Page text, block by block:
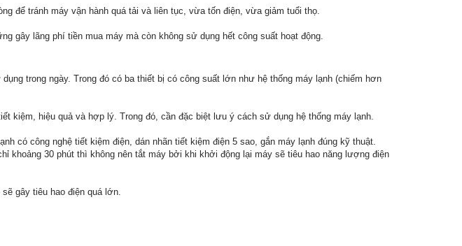
để tránh máy vận hành quá tải và liên tục, vừa tốn điện, vừa giảm tuổi thọ.
gây lãng phí tiền mua máy mà còn không sử dụng hết công suất hoạt động.
trong ngày. Trong đó có ba thiết bị có công suất lớn như hệ thống máy lạnh (chiếm hơn
kiệm, hiệu quả và hợp lý. Trong đó, cần đặc biệt lưu ý cách sử dụng hệ thống máy lạnh.
có công nghệ tiết kiệm điện, dán nhãn tiết kiệm điện 5 sao, gắn máy lạnh đúng kỹ thuật.
khoảng 30 phút thì không nên tắt máy bởi khi khởi động lại máy sẽ tiêu hao năng lượng điện
gây tiêu hao điện quá lớn.